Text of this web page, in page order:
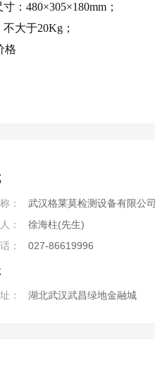
：480×305×180mm；
大于20Kg；
格
武汉格莱莫检测设备有限公司
徐海柱(先生)
027-86619996
湖北武汉武昌绿地金融城